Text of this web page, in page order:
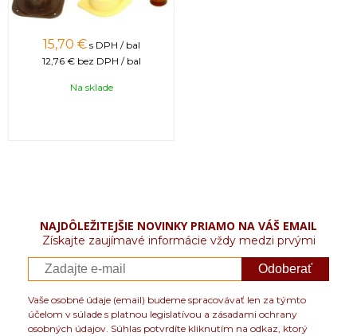
15,70 € s DPH / bal
12,76 € bez DPH / bal
Na sklade
NAJDÔLEŽITEJŠIE NOVINKY PRIAMO NA VÁŠ EMAIL
Získajte zaujímavé informácie vždy medzi prvými
Odoberať
Vaše osobné údaje (email) budeme spracovávať len za týmto
účelom v súlade s platnou legislatívou a zásadami ochrany
osobných údajov. Súhlas potvrdíte kliknutím na odkaz, ktorý